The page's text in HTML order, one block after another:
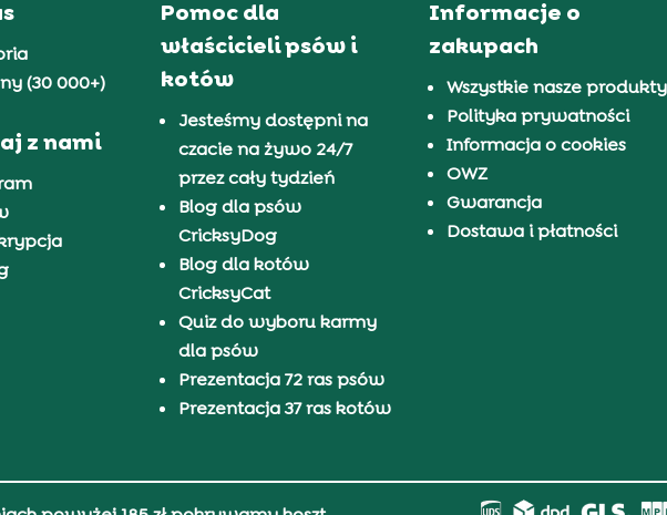
(30 000+)
z nami
Pomoc dla
właścicieli psów i
kotów
Jesteśmy dostępni na
czacie na żywo 24/7
przez cały tydzień
Blog dla psów
CricksyDog
Blog dla kotów
CricksyCat
Quiz do wyboru karmy
dla psów
Prezentacja 72 ras psów
Prezentacja 37 ras kotów
Informacje o
zakupach
Wszystkie nasze produkty
Polityka prywatności
Informacja o cookies
OWZ
Gwarancja
Dostawa i płatności